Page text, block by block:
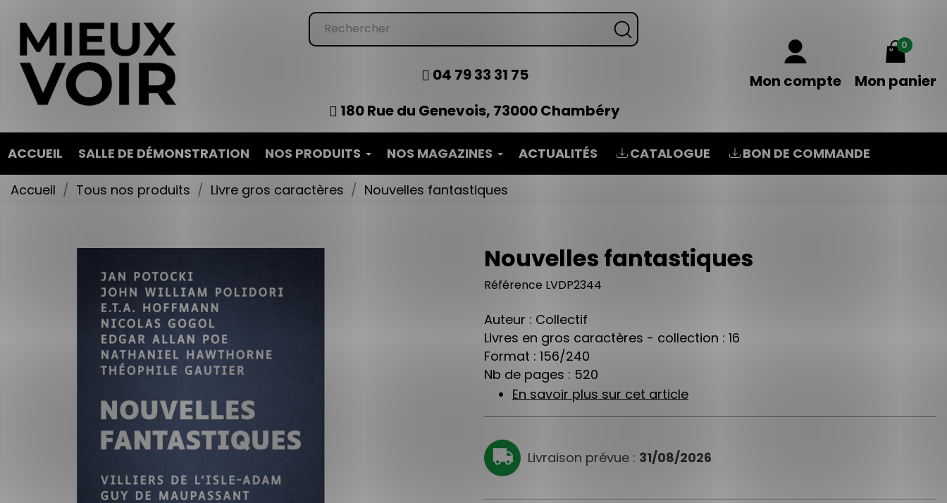
04 79 33 31 75
180 Rue du Genevois, 73000 Chambéry
Mon compte
0
Mon panier
ACCUEIL SALLE DE DÉMONSTRATION NOS PRODUITS NOS MAGAZINES ACTUALITÉS CATALOGUE BON DE COMMANDE
Accueil Tous nos produits Livre gros caractères Nouvelles fantastiques
Nouvelles fantastiques
Référence LVDP2344
Auteur : Collectif
Livres en gros caractères - collection : 16
Format : 156/240
Nb de pages : 520
En savoir plus sur cet article
Livraison prévue : 31/08/2026